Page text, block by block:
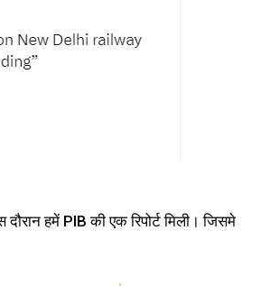
हमें PIB की एक रिपोर्ट मिली। जिसमे